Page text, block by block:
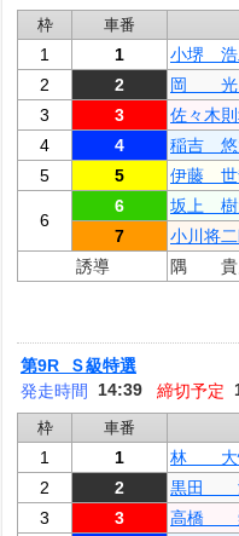
枠 車番
1 1 小堺 浩
2
2 岡 光
3
3 佐々木
4
4 稲吉 悠
5
5 伊藤 世
6
6 坂上 樹
7
小川将
誘導
隅 貴
第9R Ｓ級特選
発走時間
14:39 締切予定
枠 車番
1 1 林 大
2
2 黒田
3
3 高橋